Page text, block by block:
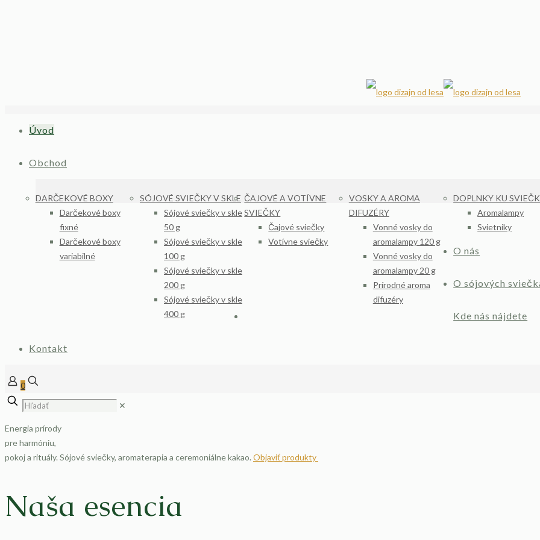
Úvod
Obchod
DARČEKOVÉ BOXY
Darčekové boxy
fixné
Darčekové boxy
variabilné
SÓJOVÉ SVIEČKY V SKLE
Sójové sviečky v skle
50 g
Sójové sviečky v skle
100 g
Sójové sviečky v skle
200 g
Sójové sviečky v skle
400 g
ČAJOVÉ A VOTÍVNE
SVIEČKY
Čajové sviečky
Votívne sviečky
VOSKY A AROMA
DIFUZÉRY
Vonné vosky do
aromalampy 120 g
Vonné vosky do
aromalampy 20 g
Prírodné aroma
difuzéry
DOPLNKY KU
Aromalampy
Svietniky
O nás
O sójových
Kde nás nájdete
Kontakt
0
✕
Energia prírody
pre harmóniu,
pokoj a rituály. Sójové sviečky, aromaterapia a ceremoniálne kakao. Objaviť produkty
Naša esencia